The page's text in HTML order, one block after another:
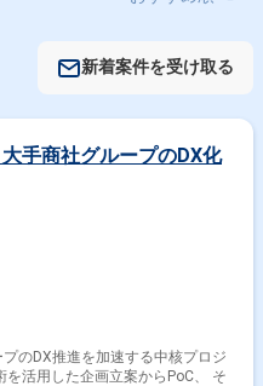
新着案件を受け取る
手商社グループのDX化
のDX推進を加速する中核プロジ
活用した企画立案からPoC、 そ